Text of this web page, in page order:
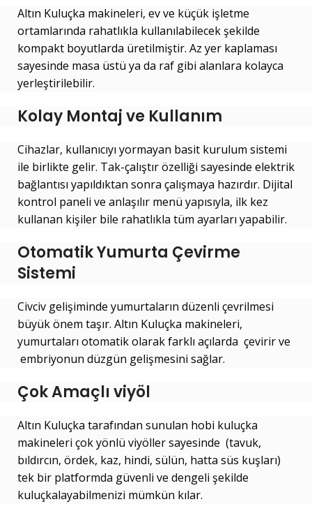
Altın Kuluçka makineleri, ev ve küçük işletme
ortamlarında rahatlıkla kullanılabilecek şekilde
kompakt boyutlarda üretilmiştir. Az yer kaplaması
sayesinde masa üstü ya da raf gibi alanlara kolayca
yerleştirilebilir.
Kolay Montaj ve Kullanım
Cihazlar, kullanıcıyı yormayan basit kurulum sistemi
ile birlikte gelir. Tak-çalıştır özelliği sayesinde elektrik
bağlantısı yapıldıktan sonra çalışmaya hazırdır. Dijital
kontrol paneli ve anlaşılır menü yapısıyla, ilk kez
kullanan kişiler bile rahatlıkla tüm ayarları yapabilir.
Otomatik Yumurta Çevirme
Sistemi
Civciv gelişiminde yumurtaların düzenli çevrilmesi
büyük önem taşır. Altın Kuluçka makineleri,
yumurtaları otomatik olarak farklı açılarda çevirir ve
embriyonun düzgün gelişmesini sağlar.
Çok Amaçlı viyöl
Altın Kuluçka tarafından sunulan hobi kuluçka
makineleri çok yönlü viyöller sayesinde (tavuk,
bıldırcın, ördek, kaz, hindi, sülün, hatta süs kuşları)
tek bir platformda güvenli ve dengeli şekilde
kuluçkalayabilmenizi mümkün kılar.